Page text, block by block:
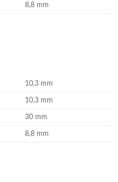
8,8 mm
10,3 mm
10,3 mm
30 mm
8,8 mm